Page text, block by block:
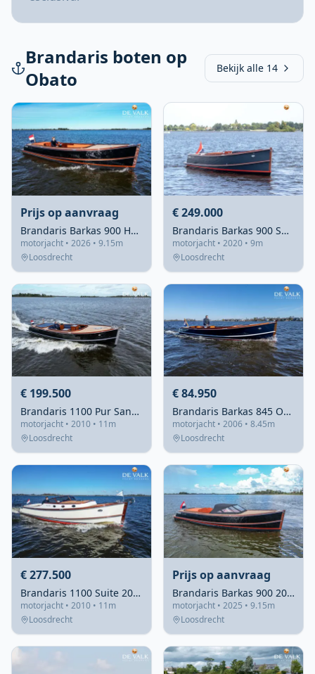
Brandaris boten op
Obato
Bekijk alle 14
Prijs op aanvraag
Brandaris Barkas 900 Hybrid
motorjacht • 2026 • 9.15m
Loosdrecht
€ 249.000
Brandaris Barkas 900 Supersport
motorjacht • 2020 • 9m
Loosdrecht
€ 199.500
Brandaris 1100 Pur Sang 2010 – Volledig gerefitte open daycruiser
motorjacht • 2010 • 11m
Loosdrecht
€ 84.950
Brandaris Barkas 845 Open 2006 – mahonie interieur, 160 pk
motorjacht • 2006 • 8.45m
Loosdrecht
€ 277.500
Brandaris 1100 Suite 2010 – Snelle allrounder met klassiek design
motorjacht • 2010 • 11m
Loosdrecht
Prijs op aanvraag
Brandaris Barkas 900 2025 – elektrisch aangedreven luxe
motorjacht • 2025 • 9.15m
Loosdrecht